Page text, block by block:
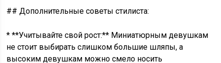
## Дополнительные советы стилиста:
* **Учитывайте свой рост:** Миниатюрным девушкам
не стоит выбирать слишком большие шляпы, а
высоким девушкам можно смело носить